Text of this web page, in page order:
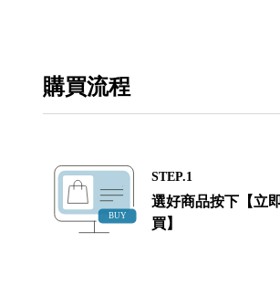
購買流程
STEP.1
選好商品按下【立
買】